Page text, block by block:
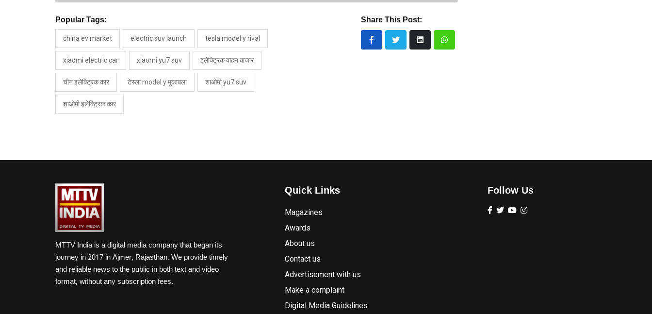
Popular Tags:
china ev market electric suv launch tesla model y rival
xiaomi electric car xiaomi yu7 suv इलेक्ट्रिक वाहन बाजार
चीन इलेक्ट्रिक कार टेस्ला model y मुकाबला शाओमी yu7 suv
शाओमी इलेक्ट्रिक कार
Share This Post:
MTTV India is a digital media company that began its
journey in 2017 in Ajmer, Rajasthan. We provide timely
and reliable news to the public in both text and video
format, without any subscription fees.
Quick Links
Magazines
Awards
About us
Contact us
Advertisement with us
Make a complaint
Digital Media Guidelines
Follow Us